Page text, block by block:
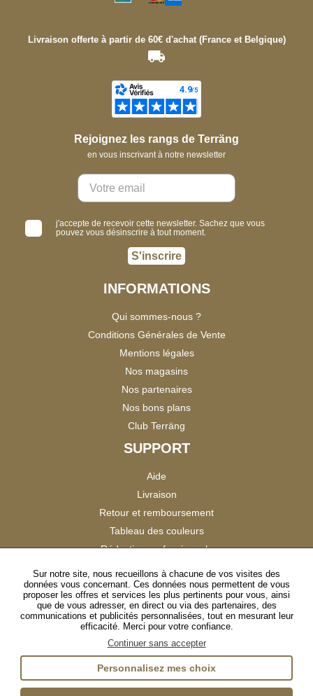
Livraison offerte à partir de 60€ d'achat (France et Belgique)
Rejoignez les rangs de Terräng
en vous inscrivant à notre newsletter
j'accepte de recevoir cette newsletter. Sachez que vous
pouvez vous désinscrire à tout moment.
S'inscrire
INFORMATIONS
Qui sommes-nous ?
Conditions Générales de Vente
Mentions légales
Nos magasins
Nos partenaires
Nos bons plans
Club Terräng
SUPPORT
Aide
Livraison
Retour et remboursement
Tableau des couleurs
Réduction professionnels
Satisfaction Clients
SUIVEZ-NOUS
InstagramTikTokFacebookYouTubeLinkedIn
Sur notre site, nous recueillons à chacune de vos visites des
données vous concernant. Ces données nous permettent de vous
proposer les offres et services les plus pertinents pour vous, ainsi
que de vous adresser, en direct ou via des partenaires, des
communications et publicités personnalisées, tout en mesurant leur
efficacité. Merci pour votre confiance.
Continuer sans accepter
Personnalisez mes choix